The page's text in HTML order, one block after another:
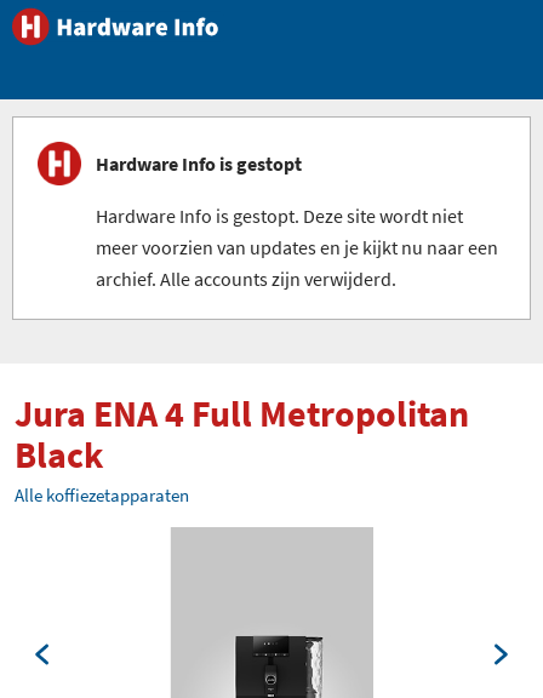
Hardware Info is gestopt
Hardware Info is gestopt. Deze site wordt niet
meer voorzien van updates en je kijkt nu naar een
archief. Alle accounts zijn verwijderd.
Jura ENA 4 Full Metropolitan
Black
Alle koffiezetapparaten